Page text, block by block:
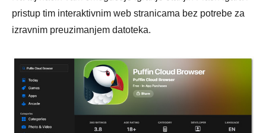
pristup tim interaktivnim web stranicama bez potrebe za
izravnim preuzimanjem datoteka.